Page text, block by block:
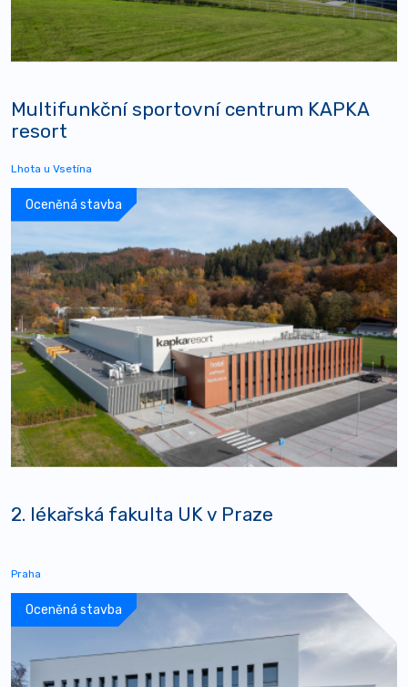
Multifunkční sportovní centrum KAPKA
resort
Lhota u Vsetína
Oceněná stavba
2. lékařská fakulta UK v Praze
Praha
Oceněná stavba